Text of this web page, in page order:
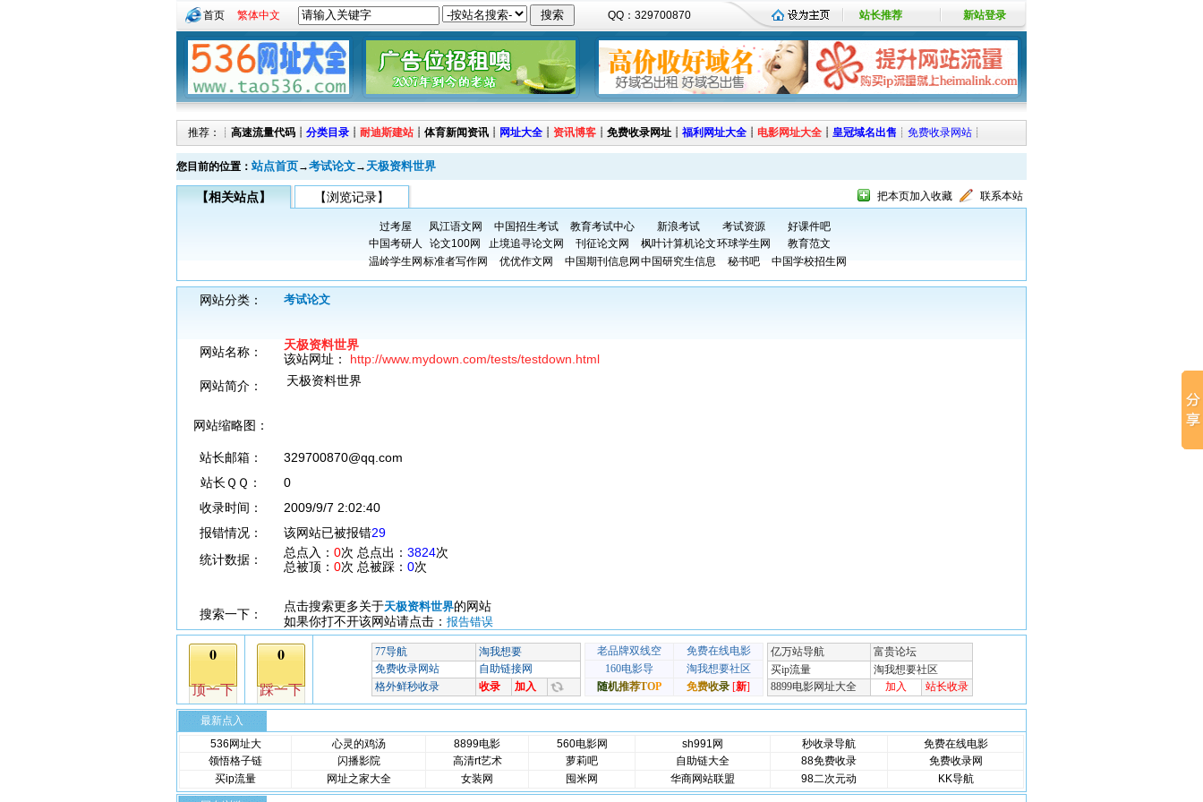
首页 繁体中文 QQ：329700870 站长推荐 新站登录
推荐：┊ 高速流量代码 ┊ 分类目录 ┊ 耐迪斯建站 ┊ 体育新闻资讯 ┊ 网址大全 ┊ 资讯博客 ┊ 免费收录网址 ┊ 福利网址大全 ┊ 电影网址大全 ┊ 皇冠域名出售 ┊ 免费收录网站 ┊
您目前的位置： 站点首页→考试论文→ 天极资料世界
【相关站点】 【浏览记录】 把本页加入收藏 联系本站
过考屋 凤江语文网 中国招生考试 教育考试中心 新浪考试 考试资源
好课件吧
中国考研人
论文100网 止境追寻论文网 刊征论文网 枫叶计算机论文环球学生网
教育范文
温岭学生网 标准者写作网 优优作文网 中国期刊信息网 中国研究生信息 秘书吧 中国学校招生网
网站分类： 考试论文
网站名称：
天极资料世界
该站网址： http://www.mydown.com/tests/testdown.html
网站简介：
天极资料世界
网站缩略图：
站长邮箱：
329700870@qq.com
站长ＱＱ：
0
收录时间：
2009/9/7 2:02:40
报错情况：
该网站已被报错29
统计数据：
总点入： 0次 总点出： 3824次
总被顶： 0次 总被踩： 0次
搜索一下：
点击搜索更多关于天极资料世界的网站
如果你打不开该网站请点击： 报告错误
最新点入
536网址大
心灵的鸡汤 8899电影 560电影网 sh991网 秒收录导航
免费在线电影
领悟格子链
闪播影院 高清rt艺术 萝莉吧 自助链大全 88免费收录
免费收录网
买ip流量
网址之家大全 女装网 囤米网 华商网站联盟 98二次元动 KK导航